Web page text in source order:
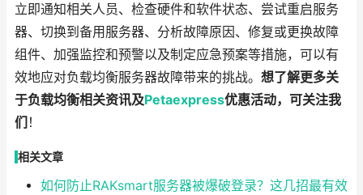
立即通知相关人员、检查硬件和软件状态、尝试重启服务
器、切换到备用服务器、分析故障原因、修复或更换故障
组件、加强监控和预警以及制定应急预案等措施，可以有
效地应对负载均衡服务器故障带来的挑战。 想了解更多关
于负载均衡相关资讯及Petaexpress优惠活动，可关注我
们 ！
相关文章
如何防止RAKsmart服务器被爆破登录？这几招最有效